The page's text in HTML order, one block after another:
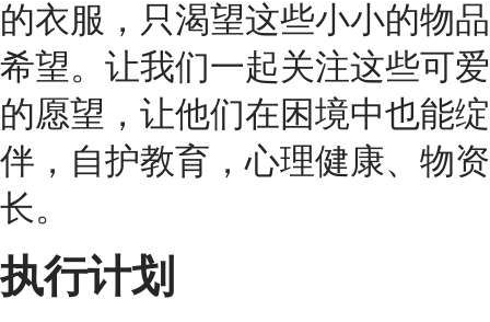
的衣服，只渴望这些小小的物
希望。让我们一起关注这些可
的愿望，让他们在困境中也能
伴，自护教育，心理健康、物
长。
执行计划